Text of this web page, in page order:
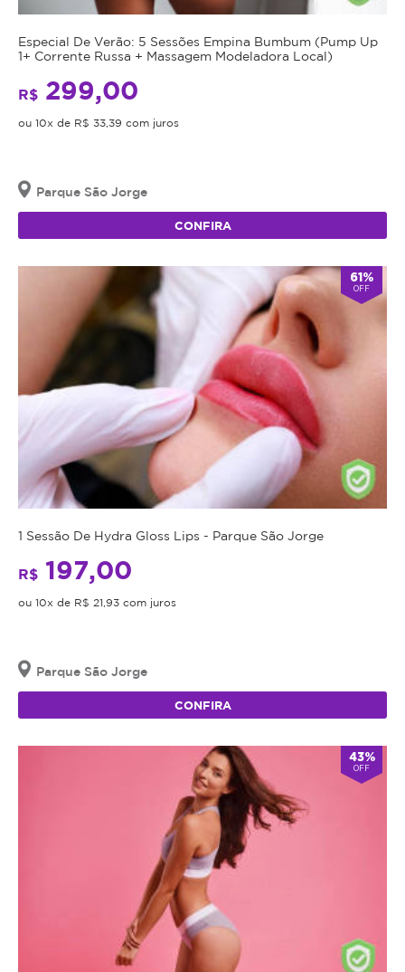
Especial De Verão: 5 Sessões Empina Bumbum (Pump Up
1+ Corrente Russa + Massagem Modeladora Local)
R$ 299,00
ou 10x de R$ 33,39 com juros
Parque São Jorge
CONFIRA
61%
OFF
1 Sessão De Hydra Gloss Lips - Parque São Jorge
R$ 197,00
ou 10x de R$ 21,93 com juros
Parque São Jorge
CONFIRA
43%
OFF